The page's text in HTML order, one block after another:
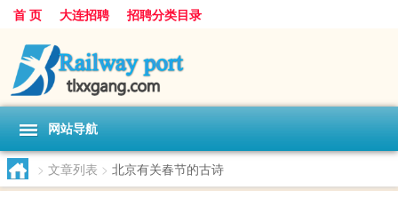
首 页 大连招聘 招聘分类目录
网站导航
> 文章列表 > 北京有关春节的古诗